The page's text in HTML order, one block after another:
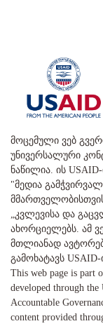
მოცემული ვებ
უნივერსალური
ნაწილია. ის
"მედია
„კვლევისა და
ახორციელებს. ამ
მთლიანად
გამოხატავს
This web page is part
developed through
Accountable
content provided